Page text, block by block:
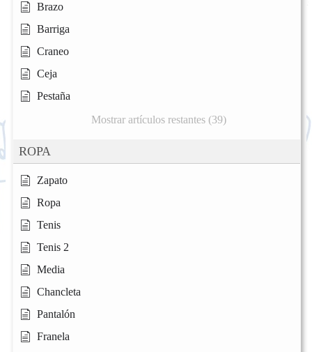
Brazo
Barriga
Craneo
Ceja
Pestaña
Mostrar artículos restantes (39)
ROPA
Zapato
Ropa
Tenis
Tenis 2
Media
Chancleta
Pantalón
Franela